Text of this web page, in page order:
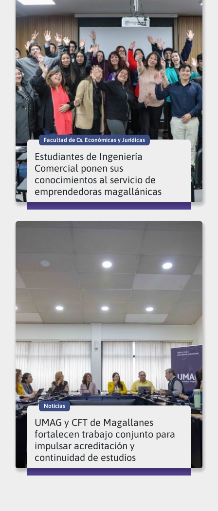
Facultad de Cs. Económicas y Jurídicas
Estudiantes de Ingeniería
Comercial ponen sus
conocimientos al servicio de
emprendedoras magallánicas
Noticias
UMAG y CFT de Magallanes
fortalecen trabajo conjunto para
impulsar acreditación y
continuidad de estudios